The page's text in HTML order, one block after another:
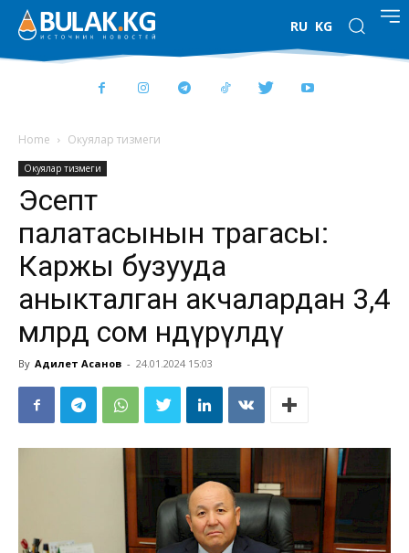
RU KG
Home Окуялар тизмеги
Окуялар тизмеги
Эсептөө
палатасынын төрагасы:
Каржы бузууда
аныкталган акчалардан 3,4
млрд сом өндүрүлдү
By Адилет Асанов - 24.01.2024 15:03